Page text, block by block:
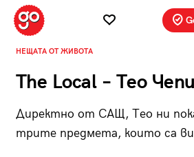
НЕЩАТА ОТ ЖИВОТА
The Local – Тео
Директно от САЩ, Тео ни
трите предмета, които са